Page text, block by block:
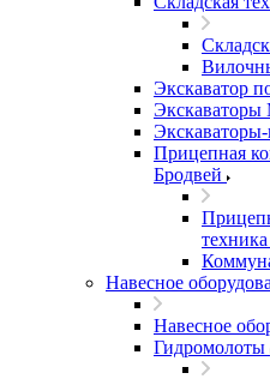
Экскаватор
Прицепная
Бродвей
Навесное
Навесное
Гидромолоты